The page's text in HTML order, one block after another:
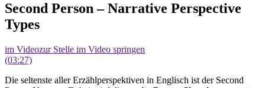
Second Person – Narrative Perspective
Types
im Videozur Stelle im Video springen
(03:27)
Die seltenste aller Erzählperspektiven in Englisch ist der Second